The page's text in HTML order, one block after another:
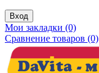
Вход
Мои закладки (0)
Сравнение товаров (0)